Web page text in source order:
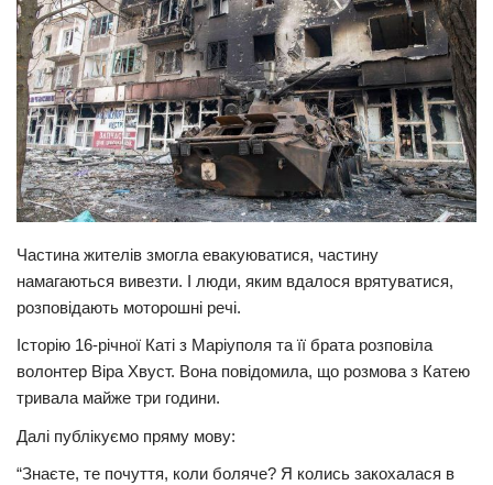
Політика
Світ
Цікаво
Наука
Технології
Історії
Привітання
Здоров’я
Події
Кримінал
Частина жителів змогла евакуюватися, частину
намагаються вивезти. І люди, яким вдалося врятуватися,
розповідають моторошні речі.
Історію 16-річної Каті з Маріуполя та її брата розповіла
волонтер Віра Хвуст. Вона повідомила, що розмова з Катею
тривала майже три години.
Далі публікуємо пряму мову:
“Знаєте, те почуття, коли боляче? Я колись закохалася в